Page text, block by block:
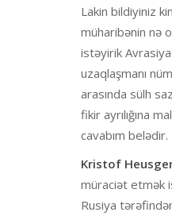
Lakin bildiyiniz
müharibənin nə
istəyirik
uzaqlaşmanı
arasında sülh
fikir ayrılığına
cavabım belədir.
Kristof
müraciət etmək
Rusiya